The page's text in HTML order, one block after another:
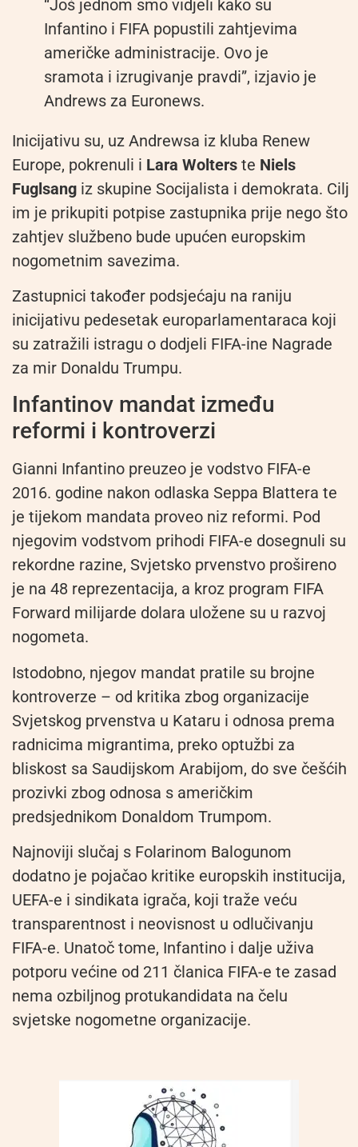
“Još jednom smo vidjeli kako su
Infantino i FIFA popustili zahtjevima
američke administracije. Ovo je
sramota i izrugivanje pravdi”, izjavio je
Andrews za Euronews.
Inicijativu su, uz Andrewsa iz kluba Renew
Europe, pokrenuli i Lara Wolters te Niels
Fuglsang iz skupine Socijalista i demokrata. Cilj
im je prikupiti potpise zastupnika prije nego što
zahtjev službeno bude upućen europskim
nogometnim savezima.
Zastupnici također podsjećaju na raniju
inicijativu pedesetak europarlamentaraca koji
su zatražili istragu o dodjeli FIFA-ine Nagrade
za mir Donaldu Trumpu.
Infantinov mandat između
reformi i kontroverzi
Gianni Infantino preuzeo je vodstvo FIFA-e
2016. godine nakon odlaska Seppa Blattera te
je tijekom mandata proveo niz reformi. Pod
njegovim vodstvom prihodi FIFA-e dosegnuli su
rekordne razine, Svjetsko prvenstvo prošireno
je na 48 reprezentacija, a kroz program FIFA
Forward milijarde dolara uložene su u razvoj
nogometa.
Istodobno, njegov mandat pratile su brojne
kontroverze – od kritika zbog organizacije
Svjetskog prvenstva u Kataru i odnosa prema
radnicima migrantima, preko optužbi za
bliskost sa Saudijskom Arabijom, do sve češćih
prozivki zbog odnosa s američkim
predsjednikom Donaldom Trumpom.
Najnoviji slučaj s Folarinom Balogunom
dodatno je pojačao kritike europskih institucija,
UEFA-e i sindikata igrača, koji traže veću
transparentnost i neovisnost u odlučivanju
FIFA-e. Unatoč tome, Infantino i dalje uživa
potporu većine od 211 članica FIFA-e te zasad
nema ozbiljnog protukandidata na čelu
svjetske nogometne organizacije.